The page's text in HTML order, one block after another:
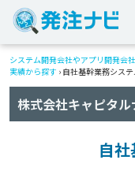
システム開発会社やアプリ開発会
実績から探す › 自社基幹業務シス
株式会社キャピタル
自